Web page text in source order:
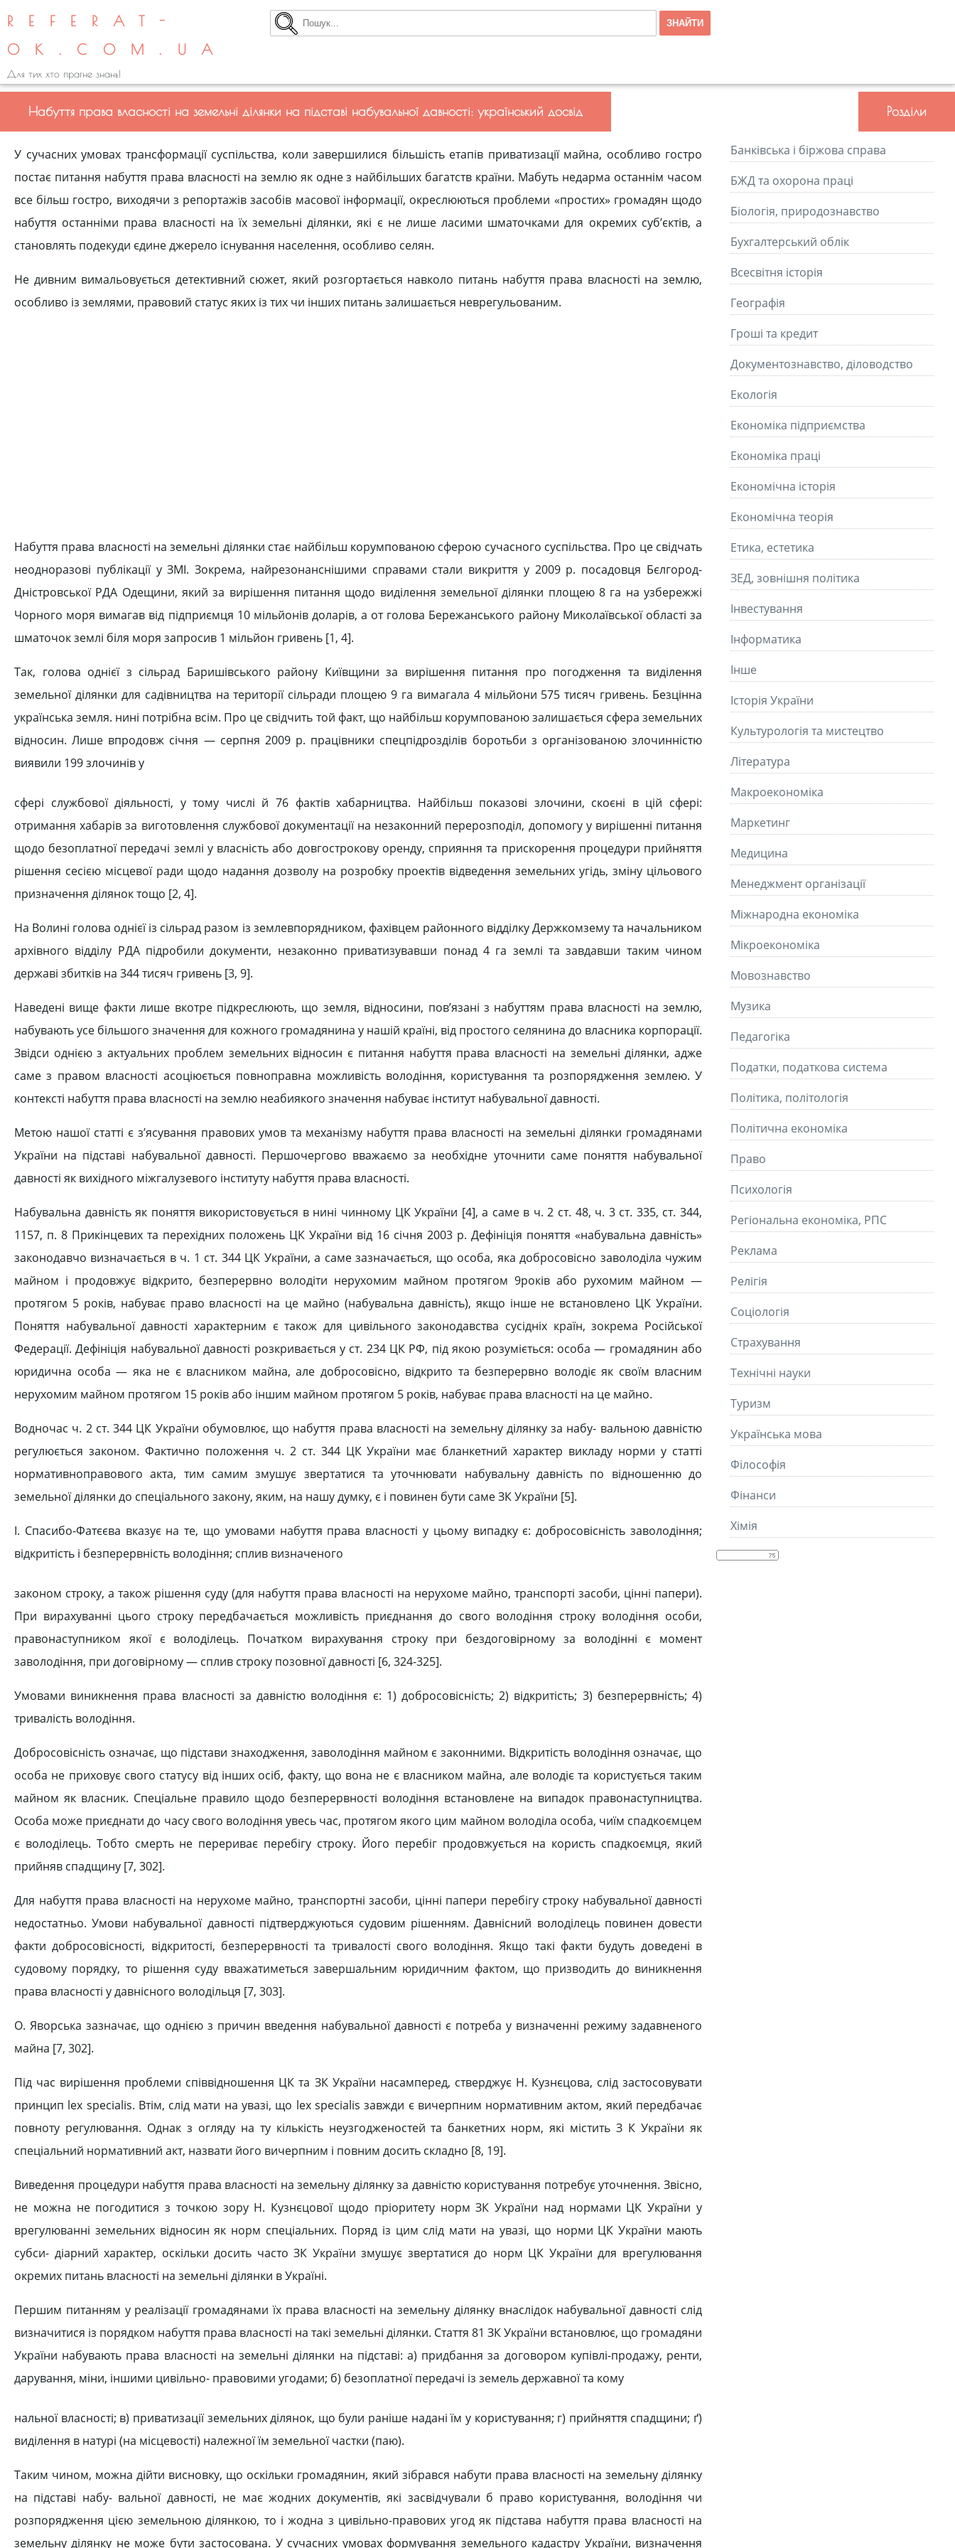
REFERAT-
OK.COM.UA
Для тих хто прагне знань!
Набуття права власності на земельні ділянки на підставі набувальної давності: український досвід
У сучасних умовах трансформації суспільства, коли завершилися більшість етапів приватизації майна, особливо гостро
постає питання набуття права власності на землю як одне з найбільших багатств країни. Мабуть недарма останнім часом
все більш гостро, виходячи з репортажів засобів масової інформації, окреслюються проблеми «простих» громадян щодо
набуття останніми права власності на їх земельні ділянки, які є не лише ласими шматочками для окремих суб’єктів, а
становлять подекуди єдине джерело існування населення, особливо селян.
Не дивним вимальовується детективний сюжет, який розгортається навколо питань набуття права власності на землю,
особливо із землями, правовий статус яких із тих чи інших питань залишається неврегульованим.
Набуття права власності на земельні ділянки стає найбільш корумпованою сферою сучасного суспільства. Про це свідчать
неодноразові публікації у ЗМІ. Зокрема, найрезонанснішими справами стали викриття у 2009 р. посадовця Бєлгород-
Дністровської РДА Одещини, який за вирішення питання щодо виділення земельної ділянки площею 8 га на узбережжі
Чорного моря вимагав від підприємця 10 мільйонів доларів, а от голова Бережанського району Миколаївської області за
шматочок землі біля моря запросив 1 мільйон гривень [1, 4].
Так, голова однієї з сільрад Баришівського району Київщини за вирішення питання про погодження та виділення
земельної ділянки для садівництва на території сільради площею 9 га вимагала 4 мільйони 575 тисяч гривень. Безцінна
українська земля. нині потрібна всім. Про це свідчить той факт, що найбільш корумпованою залишається сфера земельних
відносин. Лише впродовж січня — серпня 2009 р. працівники спецпідрозділів боротьби з організованою злочинністю
виявили 199 злочинів у
сфері службової діяльності, у тому числі й 76 фактів хабарництва. Найбільш показові злочини, скоєні в цій сфері:
отримання хабарів за виготовлення службової документації на незаконний перерозподіл, допомогу у вирішенні питання
щодо безоплатної передачі землі у власність або довгострокову оренду, сприяння та прискорення процедури прийняття
рішення сесією місцевої ради щодо надання дозволу на розробку проектів відведення земельних угідь, зміну цільового
призначення ділянок тощо [2, 4].
На Волині голова однієї із сільрад разом із землевпорядником, фахівцем районного відділку Держкомзему та начальником
архівного відділу РДА підробили документи, незаконно приватизувавши понад 4 га землі та завдавши таким чином
державі збитків на 344 тисяч гривень [3, 9].
Наведені вище факти лише вкотре підкреслюють, що земля, відносини, пов’язані з набуттям права власності на землю,
набувають усе більшого значення для кожного громадянина у нашій країні, від простого селянина до власника корпорації.
Звідси однією з актуальних проблем земельних відносин є питання набуття права власності на земельні ділянки, адже
саме з правом власності асоціюється повноправна можливість володіння, користування та розпорядження землею. У
контексті набуття права власності на землю неабиякого значення набуває інститут набувальної давності.
Метою нашої статті є з’ясування правових умов та механізму набуття права власності на земельні ділянки громадянами
України на підставі набувальної давності. Першочергово вважаємо за необхідне уточнити саме поняття набувальної
давності як вихідного міжгалузевого інституту набуття права власності.
Набувальна давність як поняття використовується в нині чинному ЦК України [4], а саме в ч. 2 ст. 48, ч. 3 ст. 335, ст. 344,
1157, п. 8 Прикінцевих та перехідних положень ЦК України від 16 січня 2003 р. Дефініція поняття «набувальна давність»
законодавчо визначається в ч. 1 ст. 344 ЦК України, а саме зазначається, що особа, яка добросовісно заволоділа чужим
майном і продовжує відкрито, безперервно володіти нерухомим майном протягом 9років або рухомим майном —
протягом 5 років, набуває право власності на це майно (набувальна давність), якщо інше не встановлено ЦК України.
Поняття набувальної давності характерним є також для цивільного законодавства сусідніх країн, зокрема Російської
Федерації. Дефініція набувальної давності розкривається у ст. 234 ЦК РФ, під якою розуміється: особа — громадянин або
юридична особа — яка не є власником майна, але добросовісно, відкрито та безперервно володіє як своїм власним
нерухомим майном протягом 15 років або іншим майном протягом 5 років, набуває права власності на це майно.
Водночас ч. 2 ст. 344 ЦК України обумовлює, що набуття права власності на земельну ділянку за набу- вальною давністю
регулюється законом. Фактично положення ч. 2 ст. 344 ЦК України має бланкетний характер викладу норми у статті
нормативноправового акта, тим самим змушує звертатися та уточнювати набувальну давність по відношенню до
земельної ділянки до спеціального закону, яким, на нашу думку, є і повинен бути саме ЗК України [5].
І. Спасибо-Фатєєва вказує на те, що умовами набуття права власності у цьому випадку є: добросовісність заволодіння;
відкритість і безперервність володіння; сплив визначеного
законом строку, а також рішення суду (для набуття права власності на нерухоме майно, транспорті засоби, цінні папери).
При вирахуванні цього строку передбачається можливість приєднання до свого володіння строку володіння особи,
правонаступником якої є володілець. Початком вирахування строку при бездоговірному за володінні є момент
заволодіння, при договірному — сплив строку позовної давності [6, 324-325].
Умовами виникнення права власності за давністю володіння є: 1) добросовісність; 2) відкритість; 3) безперервність; 4)
тривалість володіння.
Добросовісність означає, що підстави знаходження, заволодіння майном є законними. Відкритість володіння означає, що
особа не приховує свого статусу від інших осіб, факту, що вона не є власником майна, але володіє та користується таким
майном як власник. Спеціальне правило щодо безперервності володіння встановлене на випадок правонаступництва.
Особа може приєднати до часу свого володіння увесь час, протягом якого цим майном володіла особа, чиїм спадкоємцем
є володілець. Тобто смерть не перериває перебігу строку. Його перебіг продовжується на користь спадкоємця, який
прийняв спадщину [7, 302].
Для набуття права власності на нерухоме майно, транспортні засоби, цінні папери перебігу строку набувальної давності
недостатньо. Умови набувальної давності підтверджуються судовим рішенням. Давнісний володілець повинен довести
факти добросовісності, відкритості, безперервності та тривалості свого володіння. Якщо такі факти будуть доведені в
судовому порядку, то рішення суду вважатиметься завершальним юридичним фактом, що призводить до виникнення
права власності у давнісного володільця [7, 303].
О. Яворська зазначає, що однією з причин введення набувальної давності є потреба у визначенні режиму задавненого
майна [7, 302].
Під час вирішення проблеми співвідношення ЦК та ЗК України насамперед, стверджує Н. Кузнєцова, слід застосовувати
принцип lex specialis. Втім, слід мати на увазі, що lex specialis завжди є вичерпним нормативним актом, який передбачає
повноту регулювання. Однак з огляду на ту кількість неузгодженостей та банкетних норм, які містить З К України як
спеціальний нормативний акт, назвати його вичерпним і повним досить складно [8, 19].
Виведення процедури набуття права власності на земельну ділянку за давністю користування потребує уточнення. Звісно,
не можна не погодитися з точкою зору Н. Кузнєцової щодо пріоритету норм ЗК України над нормами ЦК України у
врегулюванні земельних відносин як норм спеціальних. Поряд із цим слід мати на увазі, що норми ЦК України мають
субси- діарний характер, оскільки досить часто ЗК України змушує звертатися до норм ЦК України для врегулювання
окремих питань власності на земельні ділянки в Україні.
Першим питанням у реалізації громадянами їх права власності на земельну ділянку внаслідок набувальної давності слід
визначитися із порядком набуття права власності на такі земельні ділянки. Стаття 81 ЗК України встановлює, що громадяни
України набувають права власності на земельні ділянки на підставі: а) придбання за договором купівлі-продажу, ренти,
дарування, міни, іншими цивільно- правовими угодами; б) безоплатної передачі із земель державної та кому
нальної власності; в) приватизації земельних ділянок, що були раніше надані їм у користування; г) прийняття спадщини; ґ)
виділення в натурі (на місцевості) належної їм земельної частки (паю).
Таким чином, можна дійти висновку, що оскільки громадянин, який зібрався набути права власності на земельну ділянку
на підставі набу- вальної давності, не має жодних документів, які засвідчували б право користування, володіння чи
розпорядження цією земельною ділянкою, то і жодна з цивільно-правових угод як підстава набуття права власності на
земельну ділянку не може бути застосована. У сучасних умовах формування земельного кадастру України, визначення
Розділи
Банківська і біржова справа
БЖД та охорона праці
Біологія, природознавство
Бухгалтерський облік
Всесвітня історія
Географія
Гроші та кредит
Документознавство, діловодство
Екологія
Економіка підприємства
Економіка праці
Економічна історія
Економічна теорія
Етика, естетика
ЗЕД, зовнішня політика
Інвестування
Інформатика
Інше
Історія України
Культурологія та мистецтво
Літературa
Макроекономіка
Маркетинг
Медицина
Менеджмент організації
Міжнародна економіка
Мікроекономіка
Мовознавство
Музика
Педагогіка
Податки, податкова система
Політика, політологія
Політична економіка
Право
Психологія
Регіональна економіка, РПС
Реклама
Релігія
Соціологія
Страхування
Технічні науки
Туризм
Українська мова
Філософія
Фінанси
Хімія